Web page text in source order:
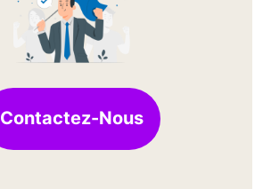
Contactez-Nous